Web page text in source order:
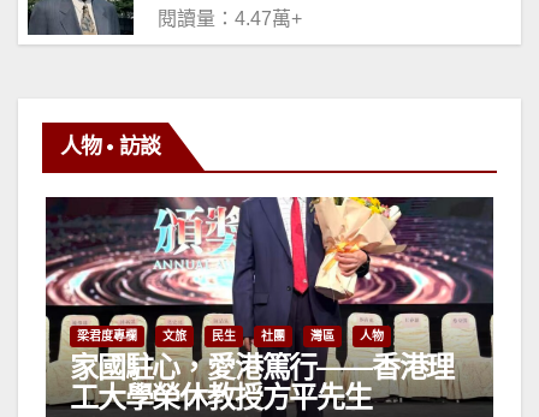
閱讀量：4.47萬+
人物 • 訪談
梁君度專欄 文旅 民生 社團 灣區 人物
家國駐心，愛港篤行——香港理
工大學榮休教授方平先生